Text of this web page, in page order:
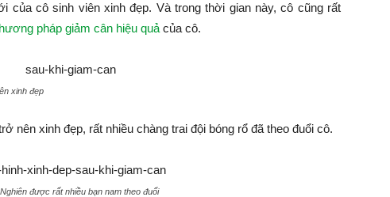
của cô sinh viên xinh đẹp. Và trong thời gian này, cô cũng rất
pháp giảm cân hiệu quả của cô.
xinh đẹp
nên xinh đẹp, rất nhiều chàng trai đội bóng rổ đã theo đuổi cô.
được rất nhiều bạn nam theo đuổi